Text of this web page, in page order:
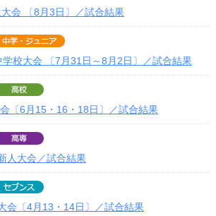
会 〔8月3日〕／試合結果
校大会 〔7月31日～8月2日〕／試合結果
〔6月15・16・18日〕／試合結果
人大会／試合結果
会〔4月13・14日〕／試合結果